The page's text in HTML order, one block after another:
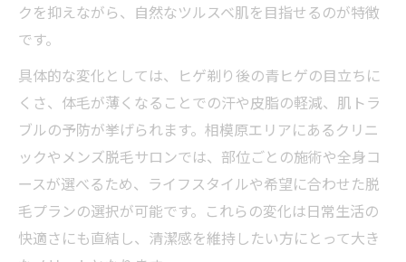
クを抑えながら、自然なツルスベ肌を目指せるのが特徴
です。
具体的な変化としては、ヒゲ剃り後の青ヒゲの目立ちに
くさ、体毛が薄くなることでの汗や皮脂の軽減、肌トラ
ブルの予防が挙げられます。相模原エリアにあるクリニ
ックやメンズ脱毛サロンでは、部位ごとの施術や全身コ
ースが選べるため、ライフスタイルや希望に合わせた脱
毛プランの選択が可能です。これらの変化は日常生活の
快適さにも直結し、清潔感を維持したい方にとって大き